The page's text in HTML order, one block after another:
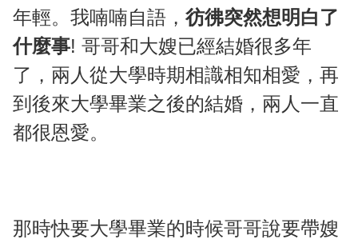
年輕。我喃喃自語， 彷彿突然想明白了
什麼事! 哥哥和大嫂已經結婚很多年
了，兩人從大學時期相識相知相愛，再
到後來大學畢業之後的結婚，兩人一直
都很恩愛。
那時快要大學畢業的時候哥哥說要帶嫂